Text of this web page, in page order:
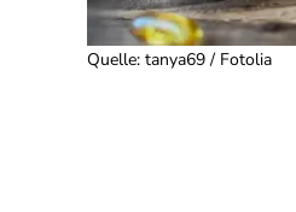
Quelle: tanya69 / Fotolia